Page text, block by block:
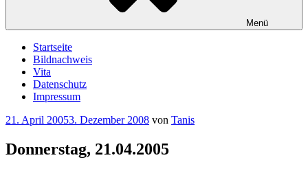
Menü
Startseite
Bildnachweis
Vita
Datenschutz
Impressum
Veröffentlicht
21. April 20053. Dezember 2008 von Tanis
Donnerstag, 21.04.2005